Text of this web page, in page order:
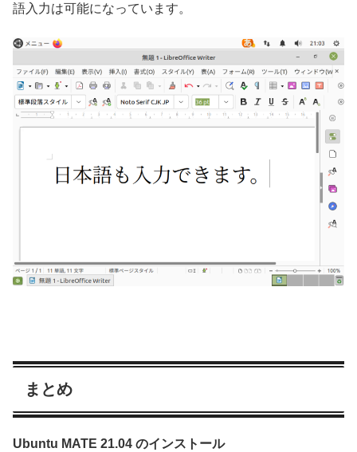
語入力は可能になっています。
まとめ
Ubuntu MATE 21.04 のインストール